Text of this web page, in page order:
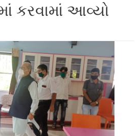
કરવામાં આવ્યો